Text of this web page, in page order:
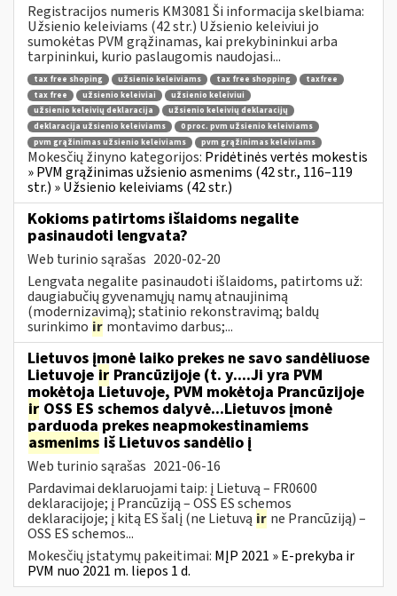
Registracijos numeris KM3081 Ši informacija skelbiama:
Užsienio keleiviams (42 str.) Užsienio keleiviui jo
sumokėtas PVM grąžinamas, kai prekybininkui arba
tarpininkui, kurio paslaugomis naudojasi...
tax free shoping užsienio keleiviams tax free shopping
taxfree
tax free
užsienio keleiviai
užsienio keleiviui
užsienio keleivių deklaracija
užsienio keleivių deklaracijų
deklaracija užsienio keleiviams
0 proc. pvm užsienio keleiviams
pvm grąžinimas užsienio keleiviams
pvm grąžinimas keleiviams
Mokesčių žinyno kategorijos: Pridėtinės vertės mokestis
» PVM grąžinimas užsienio asmenims (42 str., 116–119
str.) » Užsienio keleiviams (42 str.)
Kokioms patirtoms išlaidoms negalite
pasinaudoti lengvata?
Web turinio sąrašas 2020-02-20
Lengvata negalite pasinaudoti išlaidoms, patirtoms už:
daugiabučių gyvenamųjų namų atnaujinimą
(modernizavimą); statinio rekonstravimą; baldų
surinkimo ir montavimo darbus;...
Lietuvos įmonė laiko prekes ne savo sandėliuose
Lietuvoje ir Prancūzijoje (t. y....Ji yra PVM
mokėtoja Lietuvoje, PVM mokėtoja Prancūzijoje
ir OSS ES schemos dalyvė...Lietuvos įmonė
parduoda prekes neapmokestinamiems
asmenims iš Lietuvos sandėlio į
Web turinio sąrašas 2021-06-16
Pardavimai deklaruojami taip: į Lietuvą – FR0600
deklaracijoje; į Prancūziją – OSS ES schemos
deklaracijoje; į kitą ES šalį (ne Lietuvą ir ne Prancūziją) –
OSS ES schemos...
Mokesčių įstatymų pakeitimai: MĮP 2021 » E-prekyba ir
PVM nuo 2021 m. liepos 1 d.